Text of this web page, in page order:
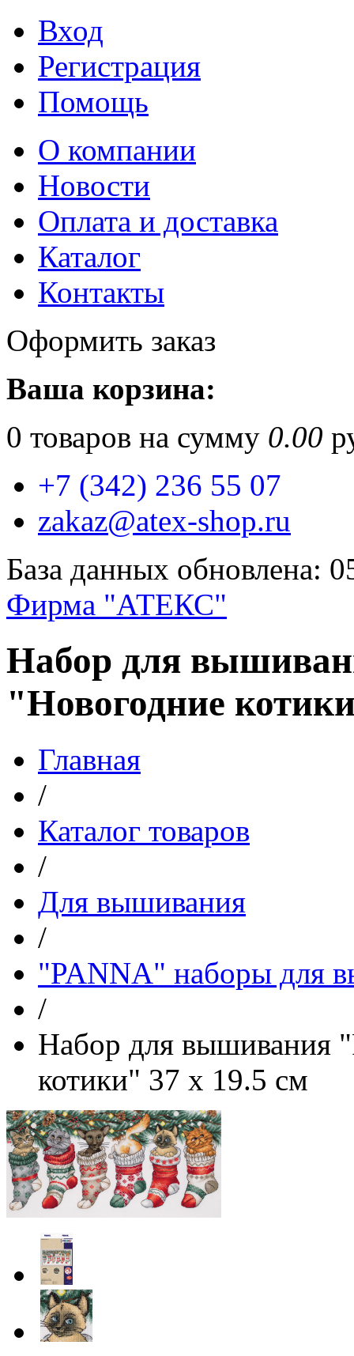
Вход
Регистрация
Помощь
О компании
Новости
Оплата и доставка
Каталог
Контакты
Оформить заказ
Ваша корзина:
0 товаров на сумму 0.00
+7 (342) 236 55 07
zakaz@atex-shop.ru
База данных обновлена:
Фирма "АТЕКС"
Набор для
"Новогодние
Главная
/
Каталог товаров
/
Для вышивания
/
"PANNA" наборы для
/
Набор для вышивания
котики" 37 х 19.5 см